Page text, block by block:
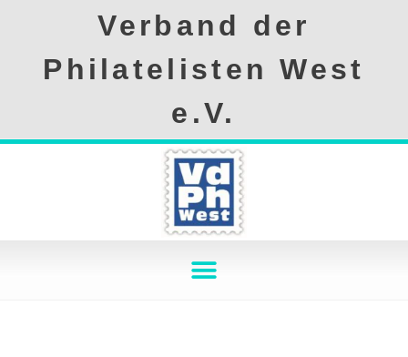
Verband der
Philatelisten West
e.V.